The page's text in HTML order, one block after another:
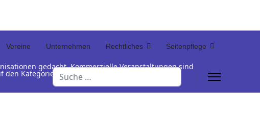
Vereine Unternehmen Rechtliches Seitenpflege
Suchen
gedacht. Kommerzielle Veranstaltungen sind
Kategorienamen unterhalb der Termintabelle